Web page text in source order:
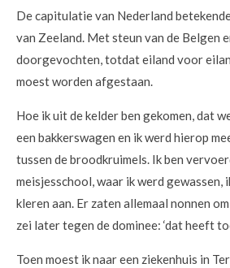
De capitulatie van Nederland
van Zeeland. Met steun van de Belgen
doorgevochten, totdat eiland voor
moest worden afgestaan.
Hoe ik uit de kelder ben gekomen, dat
een bakkerswagen en ik werd hierop
tussen de broodkruimels. Ik ben
meisjesschool, waar ik werd gewassen,
kleren aan. Er zaten allemaal nonnen
zei later tegen de dominee: ‘dat heeft
Toen moest ik naar een ziekenhuis in